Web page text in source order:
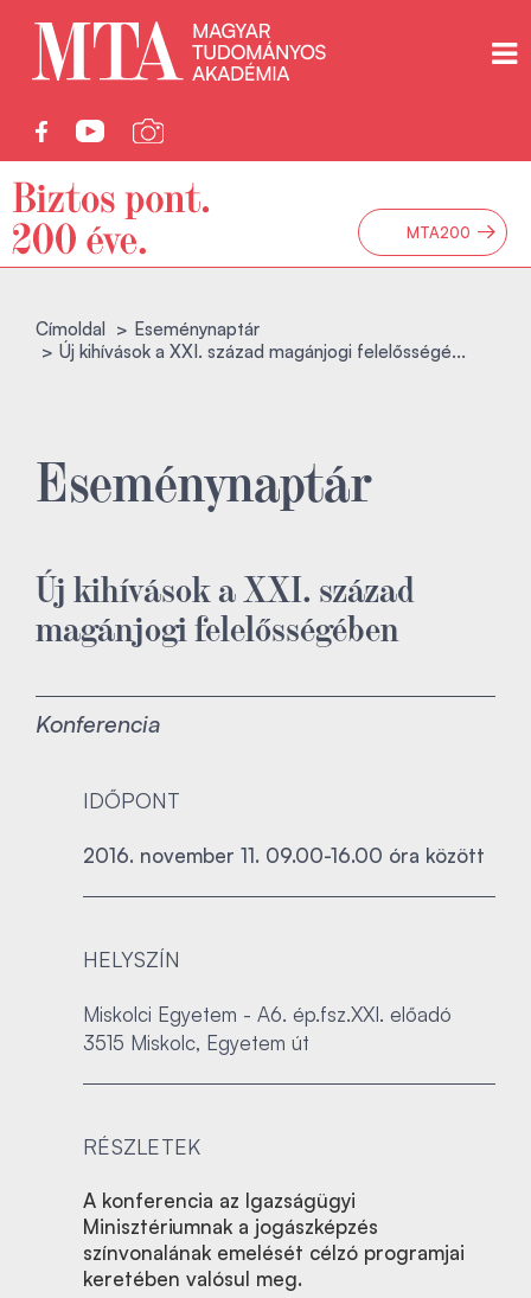
MTA200 →
Címoldal
Eseménynaptár
Új kihívások a XXI. század magánjogi felelősségé...
Eseménynaptár
Új kihívások a XXI. század
magánjogi felelősségében
Konferencia
IDŐPONT
2016. november 11. 09.00-16.00 óra között
HELYSZÍN
Miskolci Egyetem - A6. ép.fsz.XXI. előadó
3515 Miskolc, Egyetem út
RÉSZLETEK
A konferencia az Igazságügyi
Minisztériumnak a jogászképzés
színvonalának emelését célzó programjai
keretében valósul meg.